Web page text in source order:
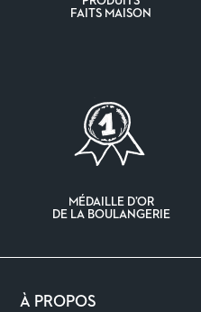
FAITS MAISON
MÉDAILLE D’OR
DE LA BOULANGERIE
À PROPOS